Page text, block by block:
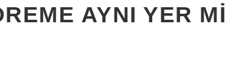
AYNI YER MI